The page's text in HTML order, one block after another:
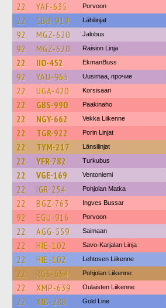
22 YAF-635 Porvoon
22 CBB-919 Lähilinjat
92 MGZ-620 Jalobus
92 MGZ-620 Raision Linja
22 IIO-452 EkmanBuss
92 YAU-965 Uusimaa, прочие
22 UGA-420 Korsisaari
22 GBS-990 Paakinaho
22 NGY-662 Vekka Liikenne
22 TGR-922 Porin Linjat
22 TYM-217 Länsilinjat
22 YFR-782 Turkubus
22 VGE-169 Ventoniemi
22 IGR-254 Pohjolan Matka
22 BGZ-763 Ingves Bussar
92 EGU-916 Porvoon
22 AGG-559 Saimaan
22 HIE-102 Savo-Karjalan Linja
22 HIE-102 Lehtosen Liikenne
22 RGS-654 Pohjolan Liikenne
22 XMP-639 Oulaisten Liikenne
22 XIB-288 Gold Line